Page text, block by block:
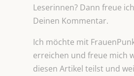
Leserinnen? Dann freue
Deinen Kommentar.
Ich möchte mit
erreichen und freue mich
diesen Artikel teilst und